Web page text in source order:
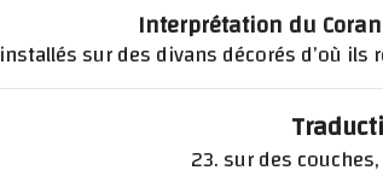
Interprétation du
installés sur des divans décorés d’où
23. sur des